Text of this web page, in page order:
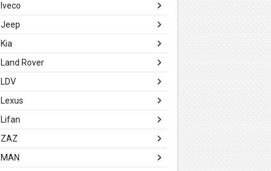
Iveco
Jeep
Kia
Land Rover
LDV
Lexus
Lifan
ZAZ
MAN